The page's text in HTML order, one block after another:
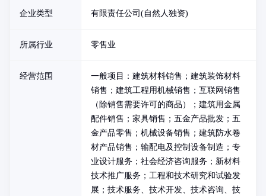
企业类型 有限责任公司(自然人独资)
所属行业 零售业
经营范围
一般项目：建筑材料销售；建筑装饰材料
销售；建筑工程用机械销售；互联网销售
（除销售需要许可的商品）；建筑用金属
配件销售；家具销售；五金产品批发；五
金产品零售；机械设备销售；建筑防水卷
材产品销售；输配电及控制设备制造；专
业设计服务；社会经济咨询服务；新材料
技术推广服务；工程和技术研究和试验发
展；技术服务、技术开发、技术咨询、技